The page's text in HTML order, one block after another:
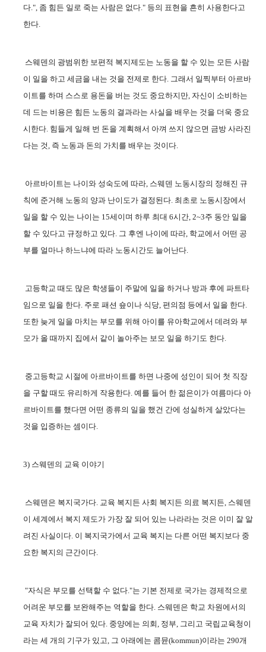
다.", 좀 힘든 일로 죽는 사람은 없다." 등의 표현을 흔히 사용한다고
한다.
스웨덴의 광범위한 보편적 복지제도는 노동을 할 수 있는 모든 사람
이 일을 하고 세금을 내는 것을 전제로 한다. 그래서 일찍부터 아르바
이트를 하며 스스로 용돈을 버는 것도 중요하지만, 자신이 소비하는
데 드는 비용은 힘든 노동의 결과라는 사실을 배우는 것을 더욱 중요
시한다. 힘들게 일해 번 돈을 계획해서 아껴 쓰지 않으면 금방 사라진
다는 것, 즉 노동과 돈의 가치를 배우는 것이다.
아르바이트는 나이와 성숙도에 따라, 스웨덴 노동시장의 정해진 규
칙에 준거해 노동의 양과 난이도가 결정된다. 최초로 노동시장에서
일을 할 수 있는 나이는 15세이며 하루 최대 6시간, 2~3주 동안 일을
할 수 있다고 규정하고 있다. 그 후엔 나이에 따라, 학교에서 어떤 공
부를 얼마나 하느냐에 따라 노동시간도 늘어난다.
고등학교 때도 많은 학생들이 주말에 일을 하거나 방과 후에 파트타
임으로 일을 한다. 주로 패션 숖이나 식당, 편의점 등에서 일을 한다.
또한 늦게 일을 마치는 부모를 위해 아이를 유아학교에서 데려와 부
모가 올 때까지 집에서 같이 놀아주는 보모 일을 하기도 한다.
중고등학교 시절에 아르바이트를 하면 나중에 성인이 되어 첫 직장
을 구할 때도 유리하게 작용한다. 예를 들어 한 젊은이가 여름마다 아
르바이트를 했다면 어떤 종류의 일을 했건 간에 성실하게 살았다는
것을 입증하는 셈이다.
3) 스웨덴의 교육 이야기
스웨덴은 복지국가다. 교육 복지든 사회 복지든 의료 복지든, 스웨덴
이 세계에서 복지 제도가 가장 잘 되어 있는 나라라는 것은 이미 잘 알
려진 사실이다. 이 복지국가에서 교육 복지는 다른 어떤 복지보다 중
요한 복지의 근간이다.
"자식은 부모를 선택할 수 없다."는 기본 전제로 국가는 경제적으로
어려운 부모를 보완해주는 역할을 한다. 스웨덴은 학교 차원에서의
교육 자치가 잘되어 있다. 중양에는 의회, 정부, 그리고 국립교육청이
라는 세 개의 기구가 있고, 그 아래에는 콤뮨(kommun)이라는 290개